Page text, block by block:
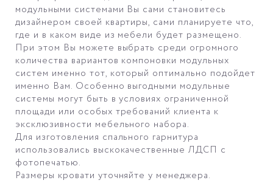
модульными системами Вы сами становитесь
дизайнером своей квартиры, сами планируете что,
где и в каком виде из мебели будет размещено.
При этом Вы можете выбрать среди огромного
количества вариантов компоновки модульных
систем именно тот, который оптимально подойдет
именно Вам. Особенно выгодными модульные
системы могут быть в условиях ограниченной
площади или особых требований клиента к
эксклюзивности мебельного набора.
Для изготовления спального гарнитура
использовались выскокачественные ЛДСП с
фотопечатью.
Размеры кровати уточняйте у менеджера.